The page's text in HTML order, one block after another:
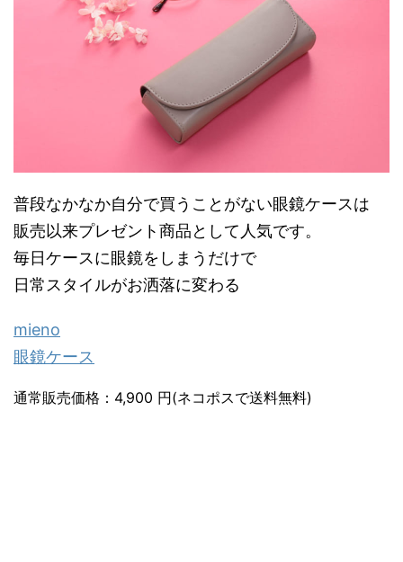
普段なかなか自分で買うことがない眼鏡ケースは
販売以来プレゼント商品として人気です。
毎日ケースに眼鏡をしまうだけで
日常スタイルがお洒落に変わる
mieno
眼鏡ケース
通常販売価格：4,900 円(ネコポスで送料無料)